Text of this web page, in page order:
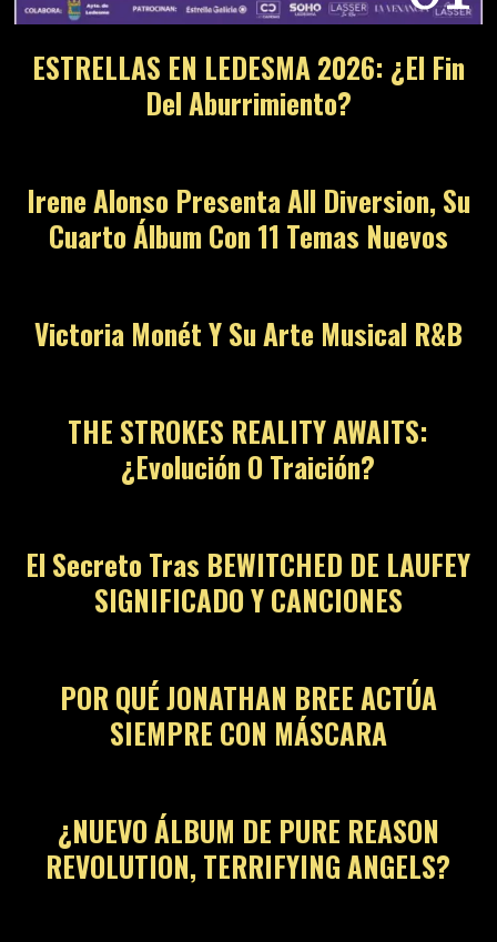
ESTRELLAS EN LEDESMA 2026: ¿El Fin
Del Aburrimiento?
Irene Alonso Presenta All Diversion, Su
Cuarto Álbum Con 11 Temas Nuevos
03
Victoria Monét Y Su Arte Musical R&B
04
THE STROKES REALITY AWAITS:
¿Evolución O Traición?
El Secreto Tras BEWITCHED DE LAUFEY
SIGNIFICADO Y CANCIONES06
POR QUÉ JONATHAN BREE ACTÚA
SIEMPRE CON MÁSCARA
¿NUEVO ÁLBUM DE PURE REASON
REVOLUTION, TERRIFYING ANGELS?
08